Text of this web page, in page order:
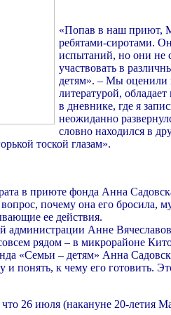
«Попав в наш приют,
ребятами-сиротами.
испытаний, но они не
участвовать в
детям». – Мы оценили
литературой,
в дневнике, где я
неожиданно
словно находился в
тоской глазам».
в приюте фонда Анна
вопрос, почему она его
ее действия.
администрации Анне
рядом – в микрорайоне
«Семьи – детям» Анна
и понять, к чему его готовить.
26 июля (накануне 20-летия